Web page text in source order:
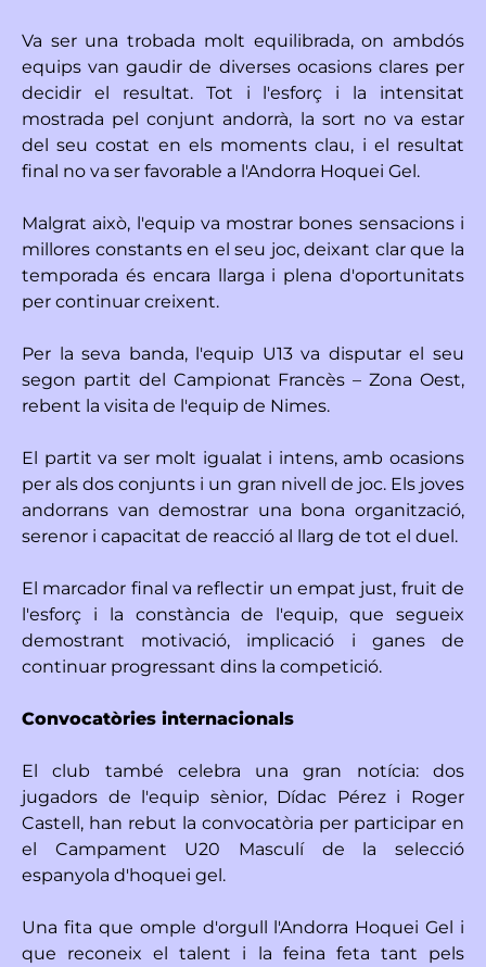
Va ser una trobada molt equilibrada, on ambdós
equips van gaudir de diverses ocasions clares per
decidir el resultat. Tot i l'esforç i la intensitat
mostrada pel conjunt andorrà, la sort no va estar
del seu costat en els moments clau, i el resultat
final no va ser favorable a l'Andorra Hoquei Gel.
Malgrat això, l'equip va mostrar bones sensacions i
millores constants en el seu joc, deixant clar que la
temporada és encara llarga i plena d'oportunitats
per continuar creixent.
Per la seva banda, l'equip U13 va disputar el seu
segon partit del Campionat Francès – Zona Oest,
rebent la visita de l'equip de Nimes.
El partit va ser molt igualat i intens, amb ocasions
per als dos conjunts i un gran nivell de joc. Els joves
andorrans van demostrar una bona organització,
serenor i capacitat de reacció al llarg de tot el duel.
El marcador final va reflectir un empat just, fruit de
l'esforç i la constància de l'equip, que segueix
demostrant motivació, implicació i ganes de
continuar progressant dins la competició.
Convocatòries internacionals
El club també celebra una gran notícia: dos
jugadors de l'equip sènior, Dídac Pérez i Roger
Castell, han rebut la convocatòria per participar en
el Campament U20 Masculí de la selecció
espanyola d'hoquei gel.
Una fita que omple d'orgull l'Andorra Hoquei Gel i
que reconeix el talent i la feina feta tant pels